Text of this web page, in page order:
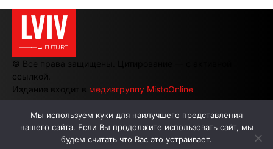
LVIV
———→ FUTURE
© Все права защищены. Цитирование — с активной
ссылкой.
Издание входит в медиагруппу MistoOnline
АВТОРЫ РЕКЛАМА НА САЙТЕ
Мы используем куки для наилучшего представления
нашего сайта. Если Вы продолжите использовать сайт, мы
будем считать что Вас это устраивает.